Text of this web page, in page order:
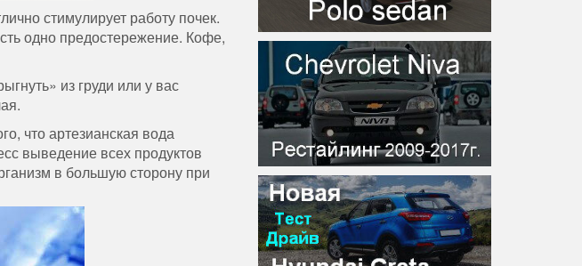
стимулирует работу почек.
одно предостережение. Кофе,
из груди или у вас
что артезианская вода
выведение всех продуктов
в большую сторону при